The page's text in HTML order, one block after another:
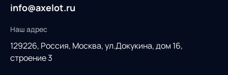
info@axelot.ru
Наш адрес
129226, Россия, Москва, ул.Докукина, дом 16,
строение 3